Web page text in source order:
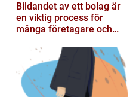
Bildandet av ett bolag är
en viktig process för
många företagare och
starta ...